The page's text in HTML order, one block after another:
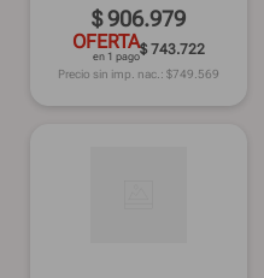
$906.979
OFERTA
en 1 pago$ 743.722
Precio sin imp. nac.: $749.569